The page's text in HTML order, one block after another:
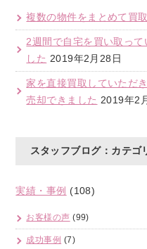
複数の物件をまとめて買
2週間で自宅を買い取っ
した 2019年2月28日
家を直接買取していただ
売却できました 2019年2
スタッフブログ：カテゴ
実績・事例 (108)
お客様の声 (99)
成功事例 (7)